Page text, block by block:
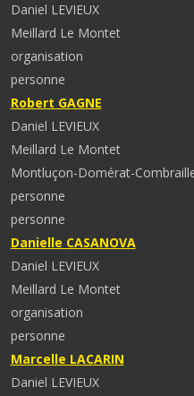
Daniel LEVIEUX
Meillard Le Montet
organisation
personne
Robert GAGNE
Daniel LEVIEUX
Meillard Le Montet
Montluçon-Domérat-
personne
personne
Danielle CASANOVA
Daniel LEVIEUX
Meillard Le Montet
organisation
personne
Marcelle LACARIN
Daniel LEVIEUX